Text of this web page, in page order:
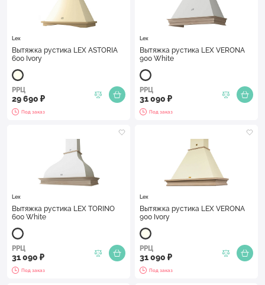
Lex
Вытяжка рустика LEX ASTORIA
600 Ivory
РРЦ
29 690 ₽
Под заказ
Lex
Вытяжка рустика LEX VERONA
900 White
РРЦ
31 090 ₽
Под заказ
Lex
Вытяжка рустика LEX TORINO
600 White
РРЦ
31 090 ₽
Под заказ
Lex
Вытяжка рустика LEX VERONA
900 Ivory
РРЦ
31 090 ₽
Под заказ